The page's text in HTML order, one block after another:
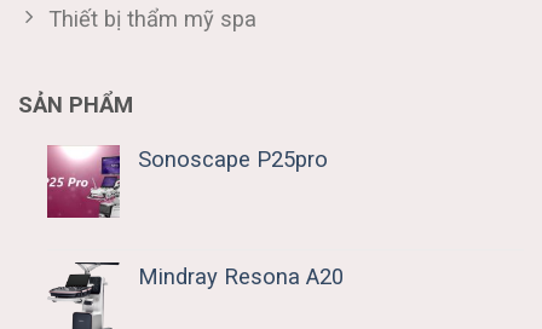
Thiết bị thẩm mỹ spa
SẢN PHẨM
Sonoscape P25pro
Mindray Resona A20